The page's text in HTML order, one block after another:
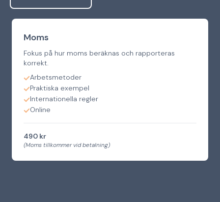
Moms
Fokus på hur moms beräknas och rapporteras
korrekt.
Arbetsmetoder
Praktiska exempel
Internationella regler
Online
490 kr
(Moms tillkommer vid betalning)